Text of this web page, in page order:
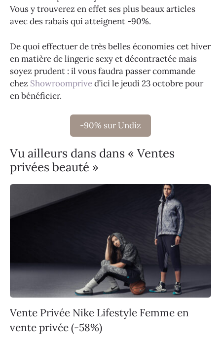
Vous y trouverez en effet ses plus beaux articles
avec des rabais qui atteignent -90%.
De quoi effectuer de très belles économies cet hiver
en matière de lingerie sexy et décontractée mais
soyez prudent : il vous faudra passer commande
chez Showroomprived’ici le jeudi 23 octobre pour
en bénéficier.
-90% sur Undiz
Vu ailleurs dans dans « Ventes
privées beauté »
Vente Privée Nike Lifestyle Femme en
vente privée (-58%)